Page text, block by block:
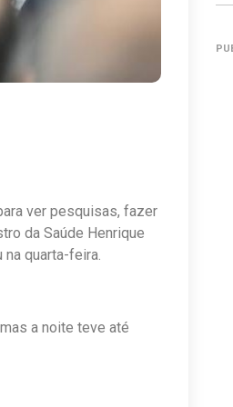
ver pesquisas, fazer
da Saúde Henrique
quarta-feira.
a noite teve até